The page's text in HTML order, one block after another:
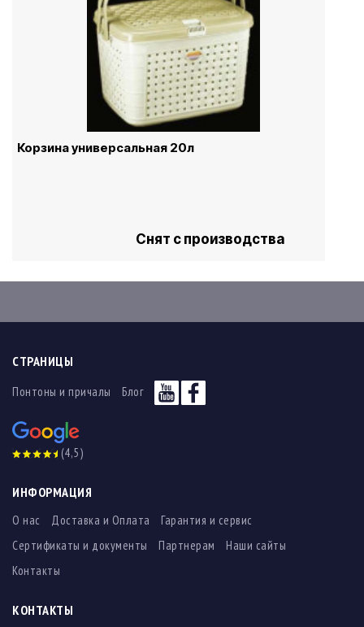
Корзина универсальная 20л
Снят с производства
СТРАНИЦЫ
Понтоны и причалы Блог
(4,5)
ИНФОРМАЦИЯ
О нас Доставка и Оплата
Гарантия и сервис
Сертификаты и документы
Партнерам
Наши сайты
Контакты
КОНТАКТЫ